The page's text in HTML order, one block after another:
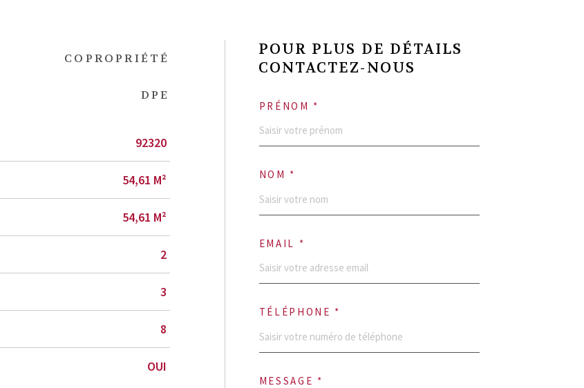
COPROPRIÉTÉ
DPE
92320
54,61 M²
54,61 M²
2
3
8
OUI
POUR PLUS DE DÉTAILS
CONTACTEZ-NOUS
PRÉNOM *
NOM *
EMAIL *
TÉLÉPHONE *
MESSAGE *